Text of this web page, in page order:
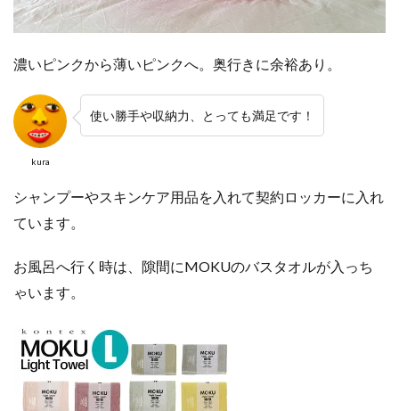
濃いピンクから薄いピンクへ。奥行きに余裕あり。
kura
使い勝手や収納力、とっても満足です！
シャンプーやスキンケア用品を入れて契約ロッカーに入れ
ています。
お風呂へ行く時は、隙間にMOKUのバスタオルが入っち
ゃいます。